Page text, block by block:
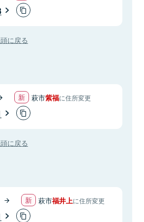
に戻る
萩市紫福に住所変更
に戻る
萩市福井上に住所変更